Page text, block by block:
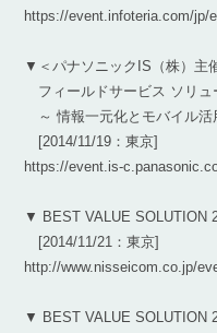
https://event.infoteria.com/jp/
▼＜パナソニックIS（株）主
フィールドサービス ソリュ
～ 情報一元化とモバイル活
[2014/11/19：東京]
https://event.is-
▼ BEST VALUE SOLUTION
[2014/11/21：東京]
http://www.nisseicom.co.jp/
▼ BEST VALUE SOLUTION